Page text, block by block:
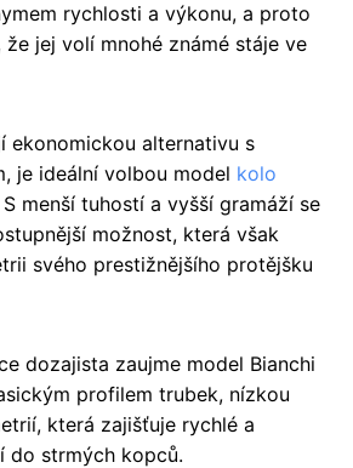
rychlosti a výkonu, a proto
že jej volí mnohé známé stáje ve
ekonomickou alternativu s
je ideální volbou model kolo
S menší tuhostí a vyšší gramáží se
možnost, která však
svého prestižnějšího protějšku
dozajista zaujme model Bianchi
profilem trubek, nízkou
která zajišťuje rychlé a
do strmých kopců.